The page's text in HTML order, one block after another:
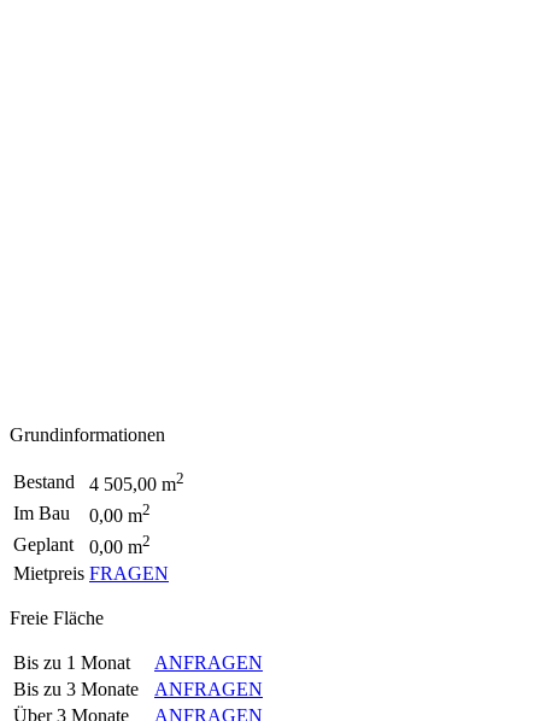
Grundinformationen
Bestand 4 505,00 m2
Im Bau 0,00 m2
Geplant 0,00 m2
Mietpreis FRAGEN
Freie Fläche
Bis zu 1 Monat
ANFRAGEN
Bis zu 3 Monate
ANFRAGEN
Über 3 Monate
ANFRAGEN